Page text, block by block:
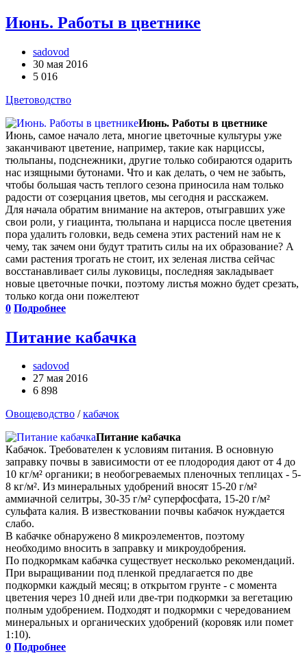
Июнь. Работы в цветнике
sadovod
30 мая 2016
5 016
Цветоводство
Июнь. Работы в цветнике
Июнь, самое начало лета, многие цветочные культуры уже
заканчивают цветение, например, такие как нарциссы,
тюльпаны, подснежники, другие только собираются одарить
нас изящными бутонами. Что и как делать, о чем не забыть,
чтобы большая часть теплого сезона приносила нам только
радости от созерцания цветов, мы сегодня и расскажем.
Для начала обратим внимание на актеров, отыгравших уже
свои роли, у гиацинта, тюльпана и нарцисса после цветения
пора удалить головки, ведь семена этих растений нам не к
чему, так зачем они будут тратить силы на их образование? А
сами растения трогать не стоит, их зеленая листва сейчас
восстанавливает силы луковицы, последняя закладывает
новые цветочные почки, поэтому листья можно будет срезать,
только когда они пожелтеют
0 Подробнее
Питание кабачка
sadovod
27 мая 2016
6 898
Овощеводство /кабачок
Питание кабачка
Кабачок. Требователен к условиям питания. В основную
заправку почвы в зависимости от ее плодородия дают от 4 до
10 кг/м² органики; в необогреваемых пленочных теплицах - 5-
8 кг/м². Из минеральных удобрений вносят 15-20 г/м²
аммиачной селитры, 30-35 г/м² суперфосфата, 15-20 г/м²
сульфата калия. В известковании почвы кабачок нуждается
слабо.
В кабачке обнаружено 8 микроэлементов, поэтому
необходимо вносить в заправку и микроудобрения.
По подкормкам кабачка существует несколько рекомендаций.
При выращивании под пленкой предлагается по две
подкормки каждый месяц; в открытом грунте - с момента
цветения через 10 дней или две-три подкормки за вегетацию
полным удобрением. Подходят и подкормки с чередованием
минеральных и органических удобрений (коровяк или помет
1:10).
0 Подробнее